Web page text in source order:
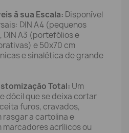
à sua Escala: Disponível
DIN A4 (pequenos
A3 (portefólios e
e 50x70 cm
e sinalética de grande
Total: Um
dócil que se deixa cortar
furos, cravados,
a cartolina e
acrílicos ou